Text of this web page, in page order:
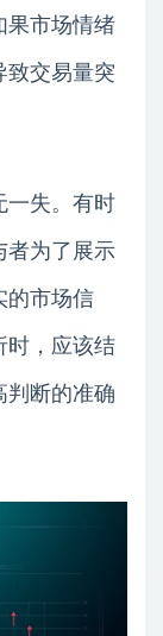
果市场情绪
致交易量突
一失。有时
者为了展示
的市场信
时，应该结
判断的准确